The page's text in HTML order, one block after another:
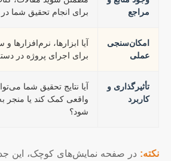
مراجع
برای انجام تحقیق شما
امکان‌سنجی
عملی
آیا ابزارها، نرم‌افزارها
برای اجرای پروژه در
تأثیرگذاری و
کاربرد
آیا نتایج تحقیق شما
واقعی کمک کند یا منجر
شود؟
نکته: در صفحه نمایش‌های کوچک، این